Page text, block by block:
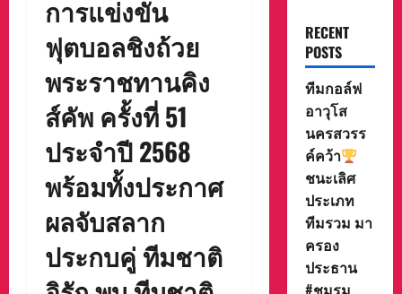
การแข่งขัน
ฟุตบอลชิงถ้วย
พระราชทานคิง
ส์คัพ ครั้งที่ 51
ประจำปี 2568
พร้อมทั้งประกาศ
ผลจับสลาก
ประกบคู่ ทีมชาติ
RECENT
POSTS
ทีมกอล์ฟ
อาวุโส
นครสวรร
ค์คว้า
ชนะเลิศ
ประเภท
ทีมรวม มา
ครอง
ประธาน
#ชมรม